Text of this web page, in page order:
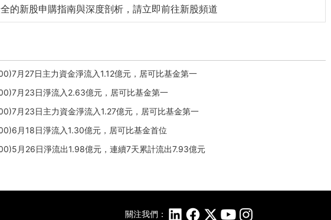
的新股申購指南與深度剖析，請立即前往新股頻道
月27日主力資金淨流入1.12億元，居可比基金第一
月23日淨流入2.63億元，居可比基金第一
月23日主力資金淨流入1.27億元，居可比基金第一
月18日淨流入1.30億元，居可比基金首位
月26日淨流出1.98億元，連續7天累計流出7.93億元
關注我們：